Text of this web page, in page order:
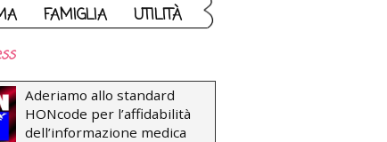
FAMIGLIA UTILITÀ
Aderiamo allo standard
HONcode per l’affidabilità
dell’informazione medica